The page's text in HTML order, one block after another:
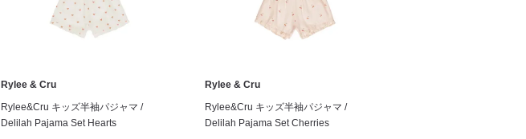
Rylee & Cru
Rylee&Cru キッズ半袖パジャマ /
Delilah Pajama Set Hearts
Rylee & Cru
Rylee&Cru キッズ半袖パジャマ /
Delilah Pajama Set Cherries